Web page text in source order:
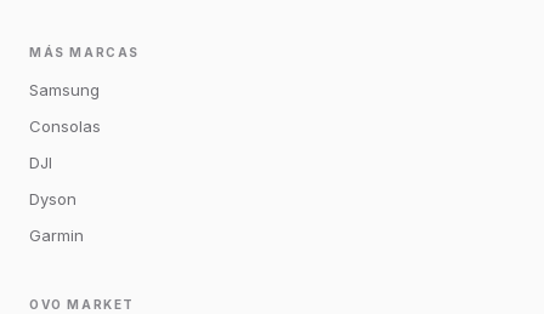
MÁS MARCAS
Samsung
Consolas
DJI
Dyson
Garmin
OVO MARKET